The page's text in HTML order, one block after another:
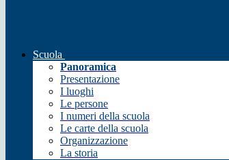
Scuola
Panoramica
Presentazione
I luoghi
Le persone
I numeri della scuola
Le carte della scuola
Organizzazione
La storia